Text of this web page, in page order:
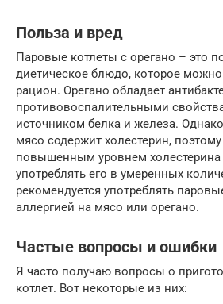
Польза и вред
Паровые котлеты с орегано – это
диетическое блюдо, которое
рацион. Орегано обладает
противовоспалительными
источником белка и железа.
мясо содержит холестерин,
повышенным уровнем холестерина
употреблять его в умеренных
рекомендуется употреблять
аллергией на мясо или орегано.
Частые вопросы и ошибки
Я часто получаю вопросы о
котлет. Вот некоторые из них: